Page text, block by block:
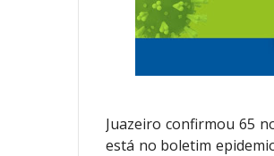
Juazeiro confirmou 65
está no boletim